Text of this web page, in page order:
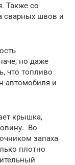
Также со
сварных швов и
но даже
что топливо
автомобиля и
крышка,
Во
запаха
плотно